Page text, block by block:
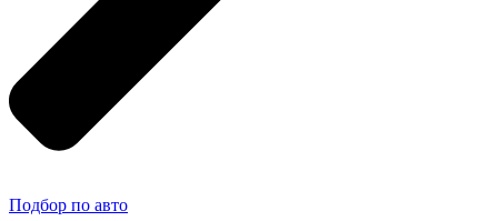
Подбор по авто